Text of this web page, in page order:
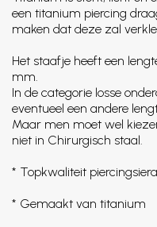
een titanium piercing
maken dat deze zal
Het staafje heeft een
mm.
In de categorie losse
eventueel een andere
Maar men moet wel
niet in Chirurgisch staal.
* Topkwaliteit
* Gemaakt van titanium